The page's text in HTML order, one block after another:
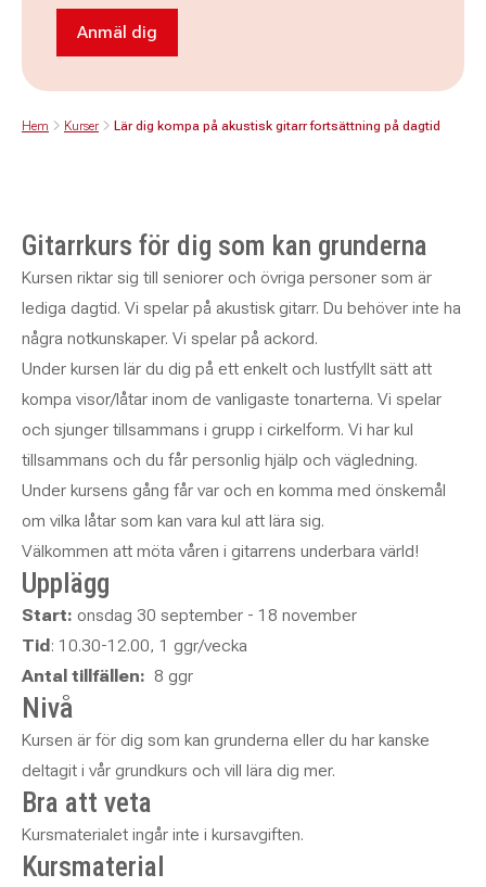
Anmäl dig till Lär dig kompa på akustisk
Anmäl dig
Hem Kurser Lär dig kompa på akustisk gitarr fortsättning på dagtid
Gitarrkurs för dig som kan grunderna
Kursen riktar sig till seniorer och övriga personer som är
lediga dagtid. Vi spelar på akustisk gitarr. Du behöver inte ha
några notkunskaper. Vi spelar på ackord.
Under kursen lär du dig på ett enkelt och lustfyllt sätt att
kompa visor/låtar inom de vanligaste tonarterna. Vi spelar
och sjunger tillsammans i grupp i cirkelform. Vi har kul
tillsammans och du får personlig hjälp och vägledning.
Under kursens gång får var och en komma med önskemål
om vilka låtar som kan vara kul att lära sig.
Välkommen att möta våren i gitarrens underbara värld!
Upplägg
Start: onsdag 30 september - 18 november
Tid: 10.30-12.00, 1 ggr/vecka
Antal tillfällen: 8 ggr
Nivå
Kursen är för dig som kan grunderna eller du har kanske
deltagit i vår grundkurs och vill lära dig mer.
Bra att veta
Kursmaterialet ingår inte i kursavgiften.
Kursmaterial